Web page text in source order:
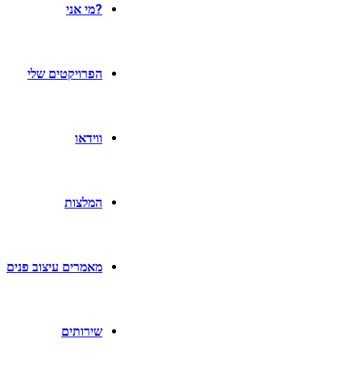
?מי אני
הפרויקטים שלי
ווידאו
המלצות
מאמרים עיצוב פנים
שירותים